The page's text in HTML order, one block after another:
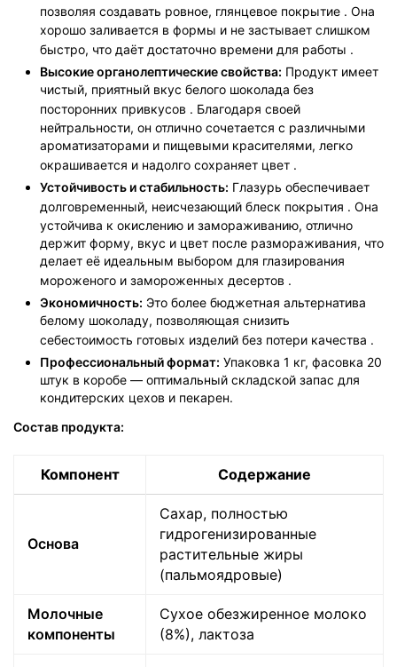
позволяя создавать ровное, глянцевое покрытие . Она
хорошо заливается в формы и не застывает слишком
быстро, что даёт достаточно времени для работы .
Высокие органолептические свойства: Продукт имеет
чистый, приятный вкус белого шоколада без
посторонних привкусов . Благодаря своей
нейтральности, он отлично сочетается с различными
ароматизаторами и пищевыми красителями, легко
окрашивается и надолго сохраняет цвет .
Устойчивость и стабильность: Глазурь обеспечивает
долговременный, неисчезающий блеск покрытия . Она
устойчива к окислению и замораживанию, отлично
держит форму, вкус и цвет после размораживания, что
делает её идеальным выбором для глазирования
мороженого и замороженных десертов .
Экономичность: Это более бюджетная альтернатива
белому шоколаду, позволяющая снизить
себестоимость готовых изделий без потери качества .
Профессиональный формат: Упаковка 1 кг, фасовка 20
штук в коробе — оптимальный складской запас для
кондитерских цехов и пекарен.
Состав продукта:
Компонент Содержание
Основа
Сахар, полностью
гидрогенизированные
растительные жиры
(пальмоядровые)
Молочные
компоненты
Сухое обезжиренное молоко
(8%), лактоза